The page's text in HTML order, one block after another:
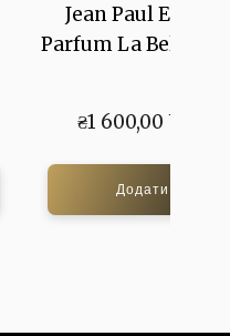
Jean Paul Eau de
Parfum La Belle
₴1 600,00 UAH
Додати